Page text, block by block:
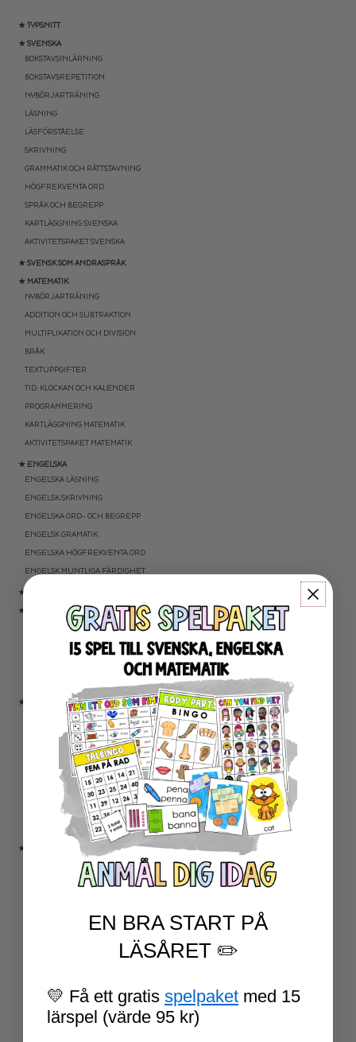
★ TYPSNITT
★ SVENSKA
BOKSTAVSINLÄRNING
BOKSTAVSREPETITION
NYBÖRJARTRÄNING
LÄSNING
LÄSFÖRSTÅELSE
SKRIVNING
GRAMMATIK OCH RÄTTSTAVNING
HÖGFREKVENTA ORD
SPRÅK OCH BEGREPP
KARTLÄGGNING SVENSKA
AKTIVITETSPAKET SVENSKA
★ SVENSK SOM ANDRASPRÅK
★ MATEMATIK
NYBÖRJARTRÄNING
ADDITION OCH SUBTRAKTION
MULTIPLIKATION OCH DIVISION
BRÅK
TEXTUPPGIFTER
TID: KLOCKAN OCH KALENDER
PROGRAMMERING
KARTLÄGGNING MATEMATIK
AKTIVITETSPAKET MATEMATIK
★ ENGELSKA
ENGELSKA LÄSNING
ENGELSK SKRIVNING
ENGELSKA ORD- OCH BEGREPP
ENGELSK GRAMATIK
ENGELSKA HÖGFREKVENTA ORD
ENGELSK MUNTLIGA FÄRDIGHET
★ UTOMHUSPEDAGOGIK
★ ANDRA ÄMNEN
SOCIALA FÄRDIGHETER
SAMHÄLLSKUNSKAP
★ SERIER
ESCAPE ROOMS
UPPGIFTSKORT SVENSKA
NIVÅINDELADE LÄSTEXTER
LÄSKORT FAKTA
VI SKRIVER
SPRÅKSPIRALEN
MATTESPIRALEN
★ SÄSONG OCH HÖGTIDER
OLYMPISKA SPELEN
SKOLSTART
FN-DAGEN
EN BRA START PÅ
LÄSÅRET ✏️
💛 Få ett gratis spelpaket med 15
lärspel (värde 95 kr)